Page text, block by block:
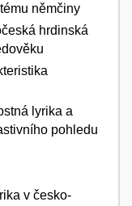
němčiny
hrdinská
lyrika a
pohledu
v česko-